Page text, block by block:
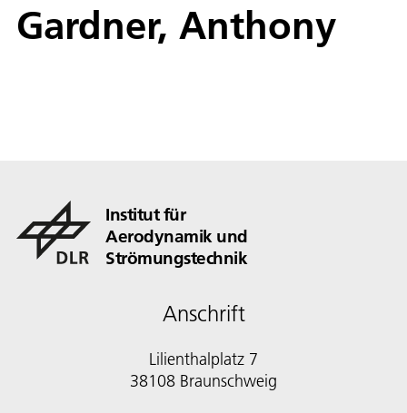
Gardner, Anthony
Institut für
Aerodynamik und
Strömungstechnik
Anschrift
Lilienthalplatz 7
38108 Braunschweig